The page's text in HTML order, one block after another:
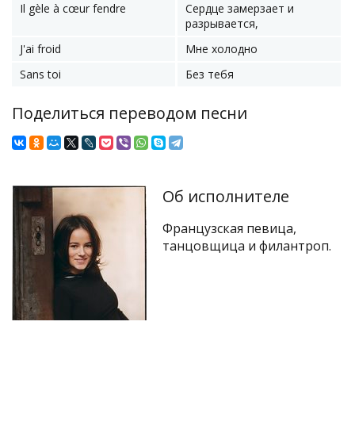
Il gèle à cœur fendre
Сердце замерзает и
разрывается,
J'ai froid
Мне холодно
Sans toi
Без тебя
Поделиться переводом песни
Об исполнителе
Французская певица,
танцовщица и филантроп.